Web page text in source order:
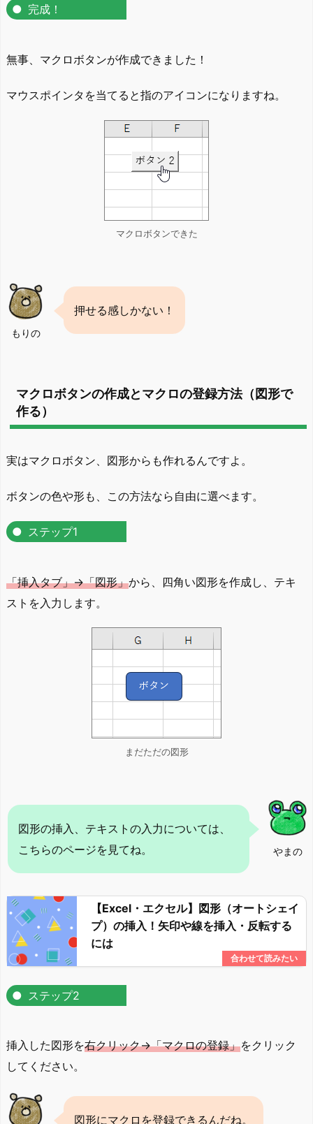
完成！
無事、マクロボタンが作成できました！
マウスポインタを当てると指のアイコンになりますね。
マクロボタンできた
もりの
押せる感しかない！
マクロボタンの作成とマクロの登録方法（図形で
作る）
実はマクロボタン、図形からも作れるんですよ。
ボタンの色や形も、この方法なら自由に選べます。
ステップ1
「挿入タブ」→「図形」から、四角い図形を作成し、テキ
ストを入力します。
まだただの図形
やまの
図形の挿入、テキストの入力については、
こちらのページを見てね。
【Excel・エクセル】図形（オートシェイ
プ）の挿入！矢印や線を挿入・反転する
には
ステップ2
挿入した図形を右クリック→「マクロの登録」をクリック
してください。
図形にマクロを登録できるんだね。